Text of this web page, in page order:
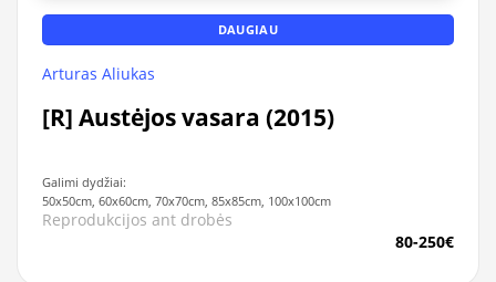
DAUGIAU
Arturas Aliukas
[R] Austėjos vasara (2015)
Galimi dydžiai:
50x50cm, 60x60cm, 70x70cm, 85x85cm, 100x100cm
Reprodukcijos ant drobės
80-250€